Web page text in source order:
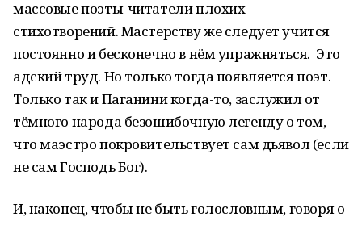
массовые поэты-читатели плохих
стихотворений. Мастерству же следует учится
постоянно и бесконечно в нём упражняться. Это
адский труд. Но только тогда появляется поэт.
Только так и Паганини когда-то, заслужил от
тёмного народа безошибочную легенду о том,
что маэстро покровительствует сам дьявол (если
не сам Господь Бог).
И, наконец, чтобы не быть голословным, говоря о